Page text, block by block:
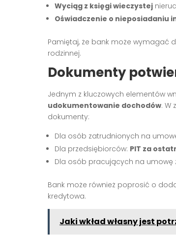
Wyciąg z księgi wieczystej
Oświadczenie o nieposiadaniu
Pamiętaj, że bank może wymagać
rodzinnej.
Dokumenty
Jednym z kluczowych elementów
udokumentowanie dochodów. W
dokumenty:
Dla osób zatrudnionych na
Dla przedsiębiorców: PIT za
Dla osób pracujących na umowę
Bank może również poprosić o
kredytowa.
Jaki wkład własny jest